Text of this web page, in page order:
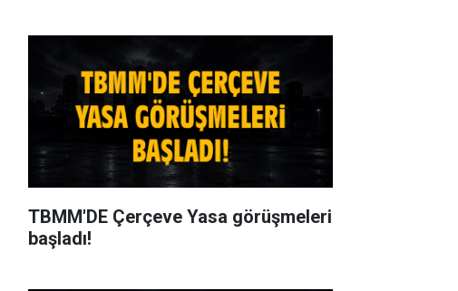
TBMM'DE Çerçeve Yasa görüşmeleri
başladı!